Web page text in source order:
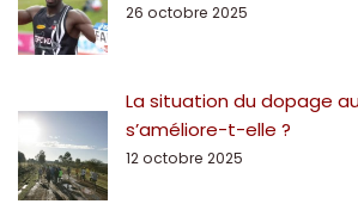
26 octobre 2025
La situation du dopage
s’améliore-t-elle ?
12 octobre 2025